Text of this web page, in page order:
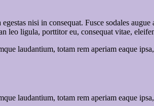
nisi in consequat. Fusce sodales
leo ligula, porttitor eu, consequat vitae,
laudantium, totam rem aperiam eaque
laudantium, totam rem aperiam eaque